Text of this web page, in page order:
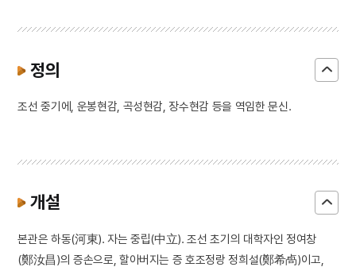
정의
조선 중기에, 운봉현감, 곡성현감, 장수현감 등을 역임한 문신.
개설
본관은 하동(河東). 자는 중립(中立). 조선 초기의 대학자인 정여창
(鄭汝昌)의 증손으로, 할아버지는 증 호조정랑 정희설(鄭希卨)이고,